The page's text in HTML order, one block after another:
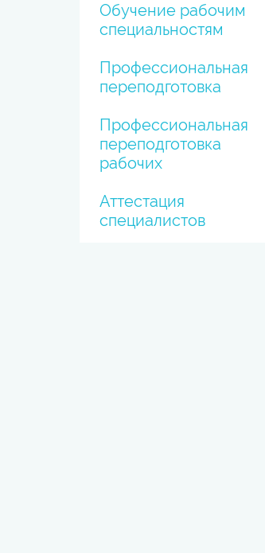
Обучение рабочим
специальностям
Профессиональная
переподготовка
Профессиональная
переподготовка
рабочих
Аттестация
специалистов